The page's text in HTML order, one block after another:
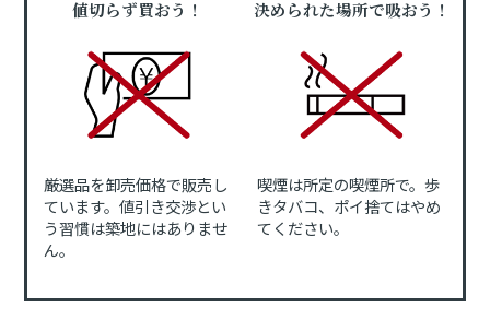
値切らず買おう！
厳選品を卸売価格で販売し
ています。値引き交渉とい
う習慣は築地にはありませ
ん。
決められた場所で吸おう！
喫煙は所定の喫煙所で。歩
きタバコ、ポイ捨てはやめ
てください。